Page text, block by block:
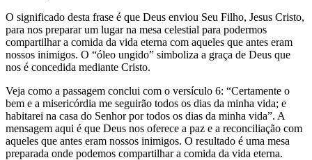
O significado desta frase é que Deus enviou Seu Filho, Jesus Cristo,
para nos preparar um lugar na mesa celestial para podermos
compartilhar a comida da vida eterna com aqueles que antes eram
nossos inimigos. O “óleo ungido” simboliza a graça de Deus que
nos é concedida mediante Cristo.
Veja como a passagem conclui com o versículo 6: “Certamente o
bem e a misericórdia me seguirão todos os dias da minha vida; e
habitarei na casa do Senhor por todos os dias da minha vida”. A
mensagem aqui é que Deus nos oferece a paz e a reconciliação com
aqueles que antes eram nossos inimigos. O resultado é uma mesa
preparada onde podemos compartilhar a comida da vida eterna.